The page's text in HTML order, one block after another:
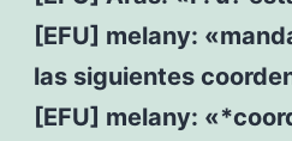
[EFU] melany:
las siguientes
[EFU] melany: